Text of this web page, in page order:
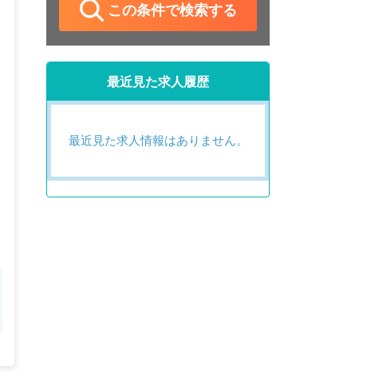
この条件で検索する
最近見た求人履歴
最近見た求人情報はありません。